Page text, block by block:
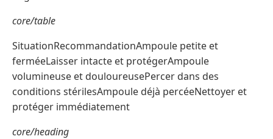
core/table
SituationRecommandationAmpoule petite et
ferméeLaisser intacte et protégerAmpoule
volumineuse et douloureusePercer dans des
conditions stérilesAmpoule déjà percéeNettoyer et
protéger immédiatement
core/heading